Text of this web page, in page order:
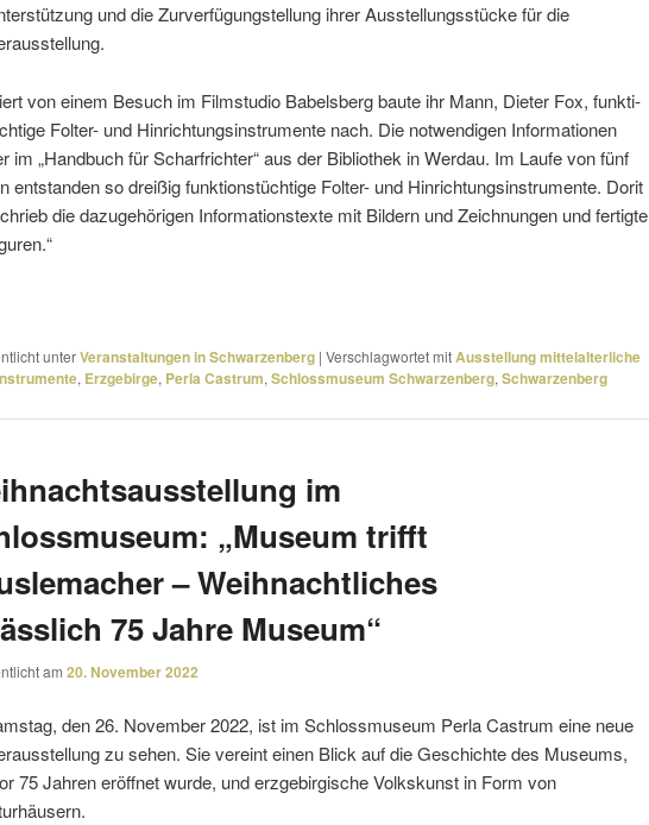
und die Zurverfügungstellung ihrer Ausstellungsstücke für die
von einem Besuch im Filmstudio Babelsberg baute ihr Mann, Dieter Fox, funk­ti­
Folter- und Hinrichtungsinstrumente nach. Die notwen­digen Informationen
im „Handbuch für Scharfrichter“ aus der Bibliothek in Werdau. Im Laufe von fünf
entstanden so dreißig funk­ti­ons­tüch­tige Folter- und Hinrichtungsinstrumente. Dorit
die dazu­ge­hö­rigen Informationstexte mit Bildern und Zeichnungen und fertigte
unterVeranstaltungen in Schwarzenberg | Verschlagwortet mitAusstellung mittelalterliche
, Erzgebirge, Perla Castrum, Schlossmuseum Schwarzenberg, Schwarzenberg
im
„Museum trifft
– Weihnachtliches
75 Jahre Museum“
am 20. November 2022
den 26. November 2022, ist im Schlossmuseum Perla Castrum eine neue
zu sehen. Sie vereint einen Blick auf die Geschichte des Museums,
75 Jahren eröffnet wurde, und erzge­bir­gi­sche Volkskunst in Form von